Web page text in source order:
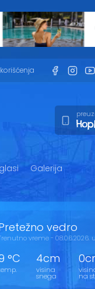
Galerija
vedro
vreme - 08.06.2026.
°C 4cm
visina
snega
na